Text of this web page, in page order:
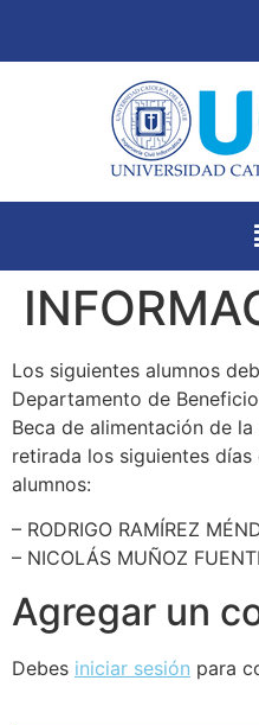
Los siguientes alumnos
Departamento de
Beca de alimentación de
retirada los siguientes
alumnos:
– RODRIGO RAMÍREZ
– NICOLÁS MUÑOZ
Agregar un
Debes iniciar sesión para